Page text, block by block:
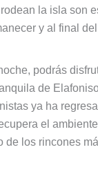
la isla son
y al final
podrás
de
ya ha
el
de los rincones